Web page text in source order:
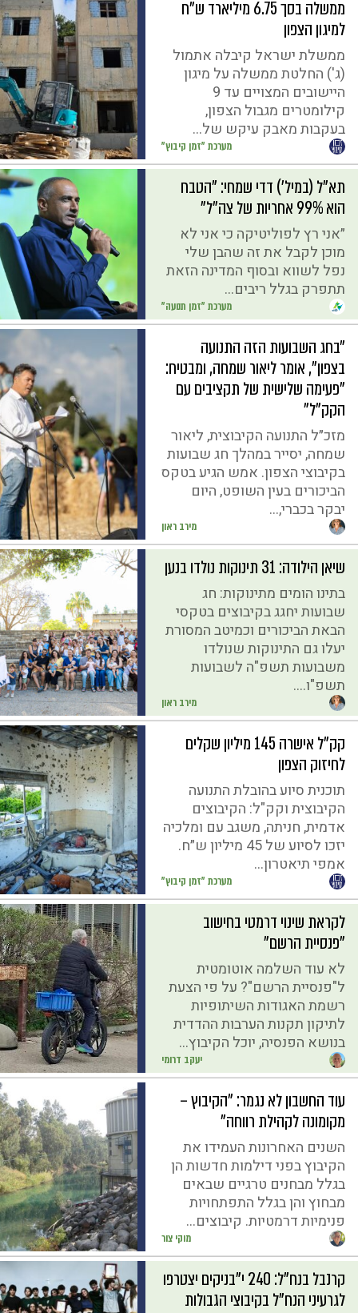
מערכת "זמן קיבוץ"
ממשלה בסך 6.75 מיליארד ש"ח
למיגון הצפון
ממשלת ישראל קיבלה אתמול
(ג') החלטת ממשלה על מיגון
היישובים המצויים עד 9
קילומטרים מגבול הצפון,
בעקבות מאבק עיקש של...
מערכת "זמן תנועה"
תא"ל (במיל') דדי שמחי: "הטבח
הוא 99% אחריות של צה״ל"
״אני רץ לפוליטיקה כי אני לא
מוכן לקבל את זה שהבן שלי
נפל לשווא ובסוף המדינה הזאת
תתפרק בגלל ריבים...
מירב ראון
״בחג השבועות הזה התנועה
בצפון״, אומר ליאור שמחה, ומבטיח:
"פעימה שלישית של תקציבים עם
הקק"ל"
מזכ״ל התנועה הקיבוצית, ליאור
שמחה, יסייר במהלך חג שבועות
בקיבוצי הצפון. אמש הגיע בטקס
הביכורים בעין השופט, היום
יבקר בכברי,...
מירב ראון
שיאן הילודה: 31 תינוקות נולדו בנען
בתינו הומים מתינוקות: חג
שבועות יחגג בקיבוצים בטקסי
הבאת הביכורים וכמיטב המסורת
יעלו גם התינוקות שנולדו
משבועות תשפ"ה לשבועות
תשפ"ו....
מערכת "זמן קיבוץ"
קק"ל אישרה 145 מיליון שקלים
לחיזוק הצפון
תוכנית סיוע בהובלת התנועה
הקיבוצית וקק"ל: הקיבוצים
אדמית, חניתה, משגב עם ומלכיה
יזכו לסיוע של 45 מיליון ש״ח.
אמפי תיאטרון...
יעקב דרומי
לקראת שינוי דרמטי בחישוב
"פנסיית הרשם"
לא עוד השלמה אוטומטית
ל"פנסיית הרשם"? על פי הצעת
רשמת האגודות השיתופיות
לתיקון תקנות הערבות ההדדית
בנושא הפנסיה, יוכל הקיבוץ...
מוקי צור
עוד החשבון לא נגמר: "הקיבוץ –
מקומונה לקהילת רווחה"
השנים האחרונות העמידו את
הקיבוץ בפני דילמות חדשות הן
בגלל מבחנים טרגיים שבאים
מבחוץ והן בגלל התפתחויות
פנימיות דרמטיות. קיבוצים...
קרנבל בנח"ל: 240 י"בניקים יצטרפו
לגרעיני הנח"ל בקיבוצי הגבולות